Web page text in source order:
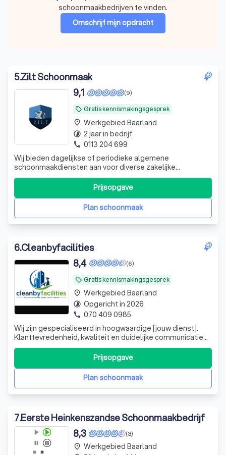
schoonmaakbedrijven te vinden.
Omschrijf mijn opdracht
5.Zilt Schoonmaak
local_offer Gratis kennismakingsgesprek
(9)
9,1
Wij bieden dagelijkse of periodieke algemene
schoonmaakdiensten aan voor diverse zakelijke
omgevingen. Wij zorgen ervoor dat uw ruimtes altijd fris en
sectoren verschillende eisen stellen. Onze
gespecialiseerde reinigingsdiensten zijn afgestemd o
Plan schoonmaak
Prijsopgave
place Werkgebied Baarland
timelapse 2 jaar in bedrijf
phone 0113 204 699
6.Cleanbyfacilities
local_offer Gratis kennismakingsgesprek
(6)
8,4
Wij zijn gespecialiseerd in hoogwaardige [jouw dienst].
Klanttevredenheid, kwaliteit en duidelijke communicatie
staan bij ons voorop. We werken netjes, denken met de
klant mee en leveren betrouwbaar vakwerk tegen een
eerlijke prijs. Neem gerust contact op voor een
vrijblijvende offerte. Plan schoonmaak
Prijsopgave
place Werkgebied Baarland
timelapse Opgericht in 2026
phone 070 409 0985
7.Eerste Heinkenszandse Schoonmaakbedrijf
(3)
8,3
place Werkgebied Baarland